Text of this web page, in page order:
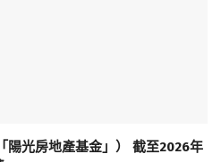
陽光房地產基金」） 截至2026年